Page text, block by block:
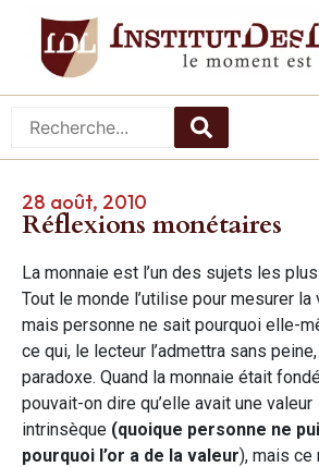
28 août, 2010
Réflexions monétaires
La monnaie est l’un des sujets les
Tout le monde l’utilise pour mesurer
mais personne ne sait pourquoi elle-
ce qui, le lecteur l’admettra sans
paradoxe. Quand la monnaie était
pouvait-on dire qu’elle avait une valeur
intrinsèque (quoique personne ne
pourquoi l’or a de la valeur), mais ce